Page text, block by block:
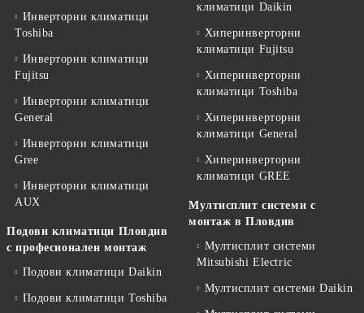
Инверторни климатици
Toshiba
Инверторни климатици
Fujitsu
Инверторни климатици
General
Инверторни климатици
Gree
Инверторни климатици
AUX
Подови климатици Пловдив
с професионален монтаж
Подови климатици Daikin
Подови климатици Toshiba
климатици Daikin
Хиперинверторни
климатици Fujitsu
Хиперинверторни
климатици Toshiba
Хиперинверторни
климатици General
Хиперинверторни
климатици GREE
Мултисплит системи с
монтаж в Пловдив
Мултисплит системи
Mitsubishi Electric
Мултисплит системи Daikin